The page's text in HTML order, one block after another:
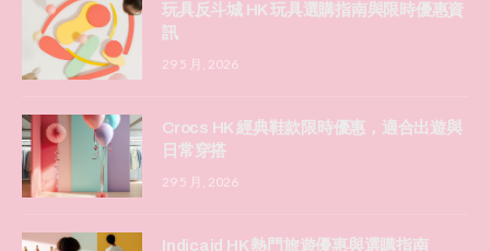
玩具反斗城 HK 玩具選購指南與限時優惠資
訊
29 5 月, 2026
Crocs HK 經典鞋款限時優惠，適合出遊與
日常穿搭
29 5 月, 2026
Indicaid HK 熱門旅遊優惠與選購指南